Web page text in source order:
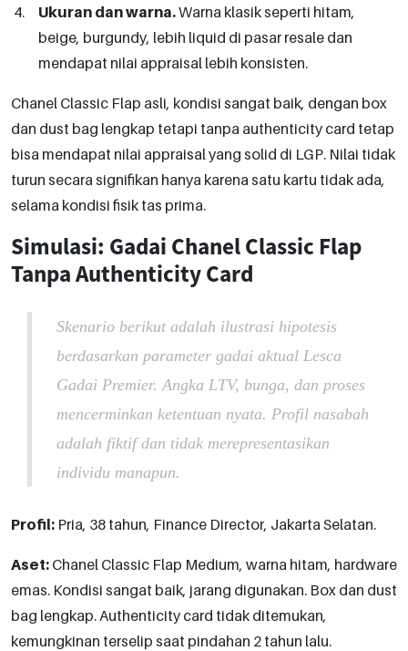
Ukuran dan warna.Warna klasik seperti hitam,
beige, burgundy, lebih liquid di pasar resale dan
mendapat nilai appraisal lebih konsisten.
Chanel Classic Flap asli, kondisi sangat baik, dengan box
dan dust bag lengkap tetapi tanpa authenticity card tetap
bisa mendapat nilai appraisal yang solid di LGP. Nilai tidak
turun secara signifikan hanya karena satu kartu tidak ada,
selama kondisi fisik tas prima.
Simulasi: Gadai Chanel Classic Flap
Tanpa Authenticity Card
Skenario berikut adalah ilustrasi hipotesis
berdasarkan parameter gadai aktual Lesca
Gadai Premier. Angka LTV, bunga, dan proses
mencerminkan ketentuan nyata. Profil nasabah
adalah fiktif dan tidak merepresentasikan
individu manapun.
Profil: Pria, 38 tahun, Finance Director, Jakarta Selatan.
Aset: Chanel Classic Flap Medium, warna hitam, hardware
emas. Kondisi sangat baik, jarang digunakan. Box dan dust
bag lengkap. Authenticity card tidak ditemukan,
kemungkinan terselip saat pindahan 2 tahun lalu.